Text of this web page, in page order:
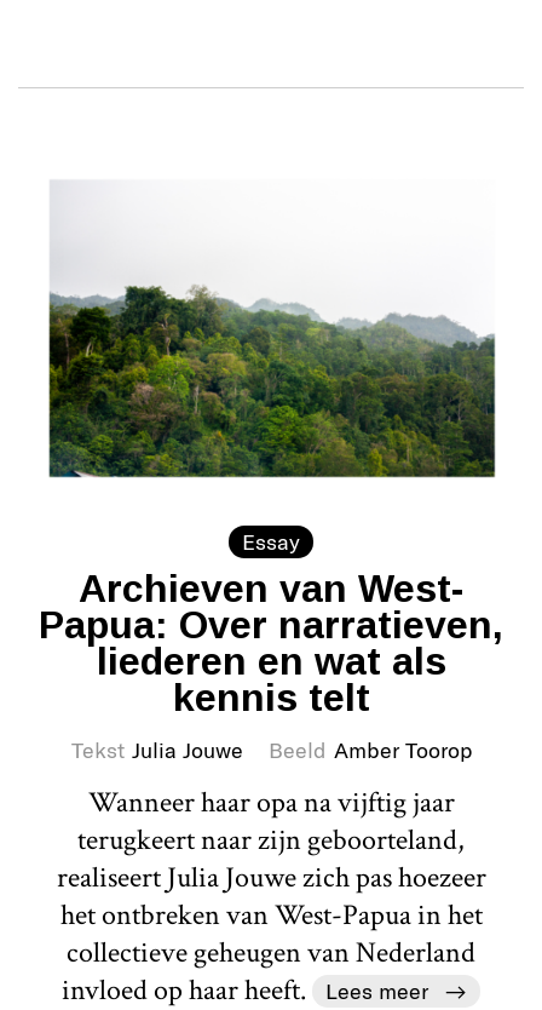
Essay
Archieven van West-
Papua: Over narratieven,
liederen en wat als
kennis telt
Tekst Julia Jouwe Beeld Amber Toorop
Wanneer haar opa na vijftig jaar
terugkeert naar zijn geboorteland,
realiseert Julia Jouwe zich pas hoezeer
het ontbreken van West-Papua in het
collectieve geheugen van Nederland
invloed op haar heeft.
Lees meer